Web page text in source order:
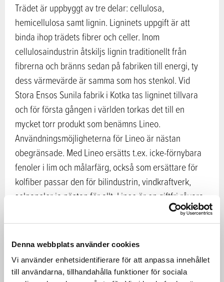
Denna webbplats använder cookies
Vi använder enhetsidentifierare för att anpassa innehållet
till användarna, tillhandahålla funktioner för sociala
Trädet är uppbyggt av tre delar: cellulosa,
hemicellulosa samt lignin. Ligninets uppgift är att
binda ihop trädets fibrer och celler. Inom
cellulosaindustrin åtskiljs lignin traditionellt från
fibrerna och bränns sedan på fabriken till energi, ty
dess värmevärde är samma som hos stenkol. Vid
Stora Ensos Sunila fabrik i Kotka tas ligninet tillvara
och för första gången i världen torkas det till en
mycket torr produkt som benämns Lineo.
Användningsmöjligheterna för Lineo är nästan
obegränsade. Med Lineo ersätts t.ex. icke-förnybara
fenoler i lim och målarfärg, också som ersättare för
kolfiber passar den för bilindustrin, vindkraftverk,
solpaneler ja nästan för allt. Lineo är en giftfri råvara,
hitta ett förnybart alternativ